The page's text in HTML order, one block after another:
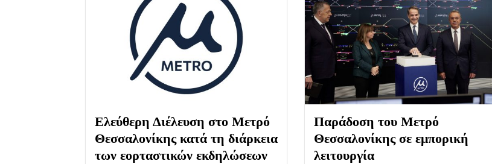
Ελεύθερη Διέλευση στο Μετρό
Θεσσαλονίκης κατά τη διάρκεια
των εορταστικών εκδηλώσεων
Παράδοση του Μετρό
Θεσσαλονίκης σε εμπορική
λειτουργία